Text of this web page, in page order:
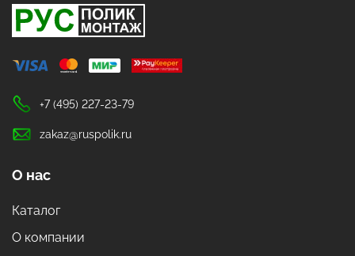
+7 (495) 227-23-79
zakaz@ruspolik.ru
О нас
Каталог
О компании